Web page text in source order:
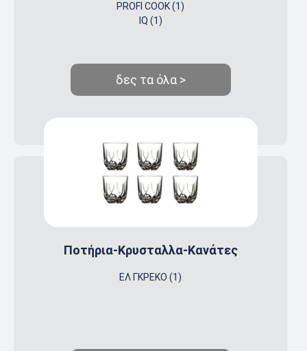
PROFI COOK (1)
IQ (1)
δες τα όλα >
Ποτήρια-Κρυσταλλα-Κανάτες
EΛ ΓKPEKO (1)